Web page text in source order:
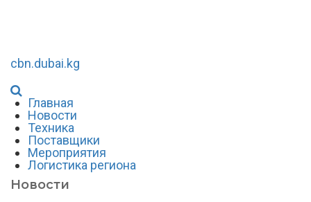
cbn.dubai.kg
Главная
Новости
Техника
Поставщики
Мероприятия
Логистика региона
Новости